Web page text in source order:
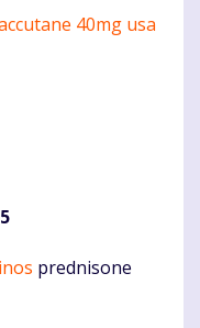
40mg usa
prednisone